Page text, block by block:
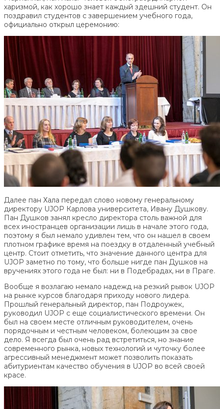
харизмой, как хорошо знает каждый здешний студент. Он
поздравил студентов с завершением учебного года,
официально открыл церемонию:
Далее пан Хала передал слово новому генеральному
директору UJOP Карлова университета, Ивану Душкову.
Пан Душков занял кресло директора столь важной для
всех иностранцев организации лишь в начале этого года,
поэтому я был немало удивлен тем, что он нашел в своем
плотном графике время на поездку в отдаленный учебный
центр. Стоит отметить, что значение данного центра для
UJOP заметно по тому, что больше нигде пан Душков на
вручениях этого года не был: ни в Подебрадах, ни в Праге.
Вообще я возлагаю немало надежд на резкий рывок UJOP
на рынке курсов благодаря приходу нового лидера.
Прошлый генеральный директор, пан Подроужек,
руководил UJOP с еще социалистического времени. Он
был на своем месте отличным руководителем, очень
порядочным и честным человеком, болеющим за свое
дело. Я всегда был очень рад встретиться, но знание
современного рынка, новых технологий и чуточку более
агрессивный менеджмент может позволить показать
абитуриентам качество обучения в UJOP во всей своей
красе.